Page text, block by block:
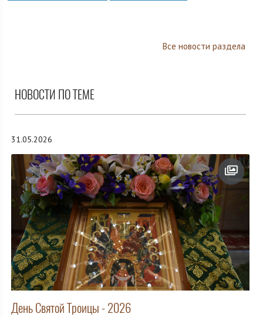
Все новости раздела
НОВОСТИ ПО ТЕМЕ
31.05.2026
День Святой Троицы - 2026